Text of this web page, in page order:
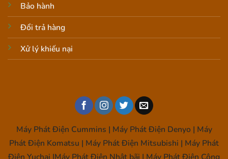
Bảo hành
Đổi trả hàng
Xử lý khiếu nại
Máy Phát Điện Cummins | Máy Phát Điện Denyo | Máy
Phát Điện Komatsu | Máy Phát Điện Mitsubishi | Máy Phát